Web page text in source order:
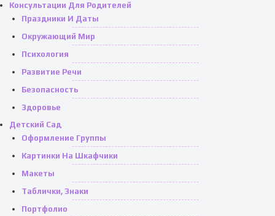
Консультации Для Родителей
Праздники И Даты
Окружающий Мир
Психология
Развитие Речи
Безопасность
Здоровье
Детский Сад
Оформление Группы
Картинки На Шкафчики
Макеты
Таблички, Знаки
Портфолио